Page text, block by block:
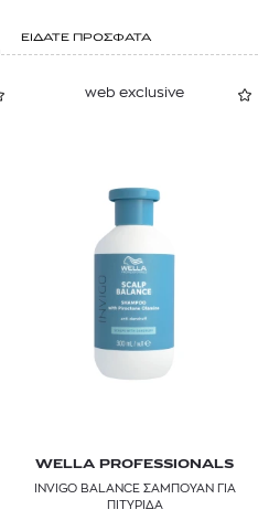
ΕΙΔΑΤΕ ΠΡΟΣΦΑΤΑ
web exclusive
WELLA PROFESSIONALS
INVIGO BALANCE ΣΑΜΠΟΥΑΝ ΓΙΑ
ΠΙΤΥΡΙΔΑ